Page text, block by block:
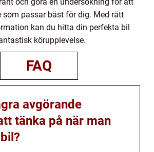
som passar bäst för dig. Med rätt
kan du hitta din perfekta bil
körupplevelse.
FAQ
avgörande
tänka på när man